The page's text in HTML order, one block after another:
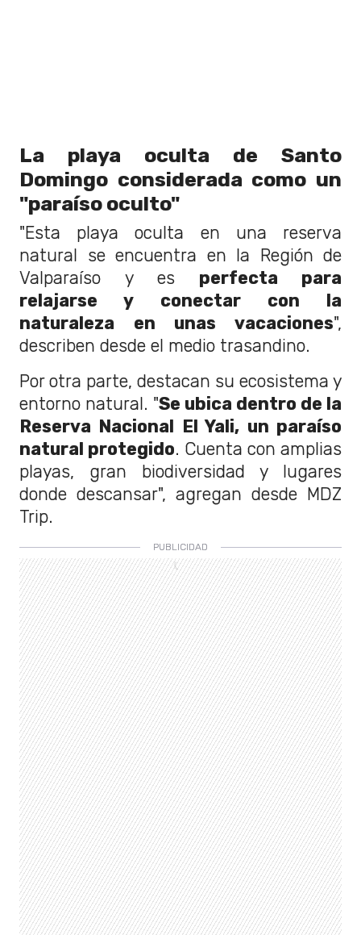
La playa oculta de Santo
Domingo considerada como un
"paraíso oculto"
"Esta playa oculta en una reserva
natural se encuentra en la Región de
Valparaíso y es perfecta para
relajarse y conectar con la
naturaleza en unas vacaciones",
describen desde el medio trasandino.
Por otra parte, destacan su ecosistema y
entorno natural. "Se ubica dentro de la
Reserva Nacional El Yali, un paraíso
natural protegido. Cuenta con amplias
playas, gran biodiversidad y lugares
donde descansar", agregan desde MDZ
Trip.